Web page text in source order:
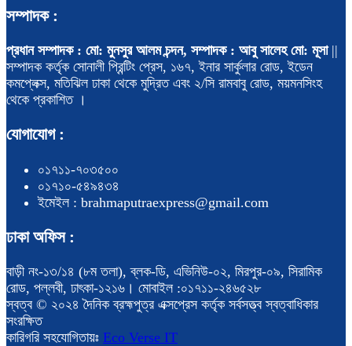
সম্পাদক :
প্রধান সম্পাদক : মো: মুনসুর আলম চন্দন, সম্পাদক : আবু সালেহ মো: মূসা||
সম্পাদক কর্তৃক সোনালী প্রিন্টিং প্রেস, ১৬৭, ইনার সার্কুলার রোড, ইডেন
কমপ্লেক্স, মতিঝিল ঢাকা থেকে মুদ্রিত এবং ২/সি রামবাবু রোড, ময়মনসিংহ
থেকে প্রকাশিত ।
যোগাযোগ :
০১৭১১-৭০৩৫০০
০১৭১০-৫৪৯৪৩৪
ইমেইল : brahmaputraexpress@gmail.com
ঢাকা অফিস :
বাড়ী নং-১৩/১৪ (৮ম তলা), ব্লক-ডি, এভিনিউ-০২, মিরপুর-০৯, সিরামিক
রোড, পল্লবী, ঢাৎকা-১২১৬। মোবাইল :০১৭১১-২৪৬৫২৮
স্বত্ব © ২০২৪ দৈনিক ব্রহ্মপুত্র এক্সপ্রেস কর্তৃক সর্বসত্ত্ব স্বত্বাধিকার
সংরক্ষিত
কারিগরি সহযোগিতায়ঃ Eco Verse IT